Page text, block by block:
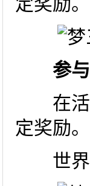
参
在活动
定奖励。
世界首